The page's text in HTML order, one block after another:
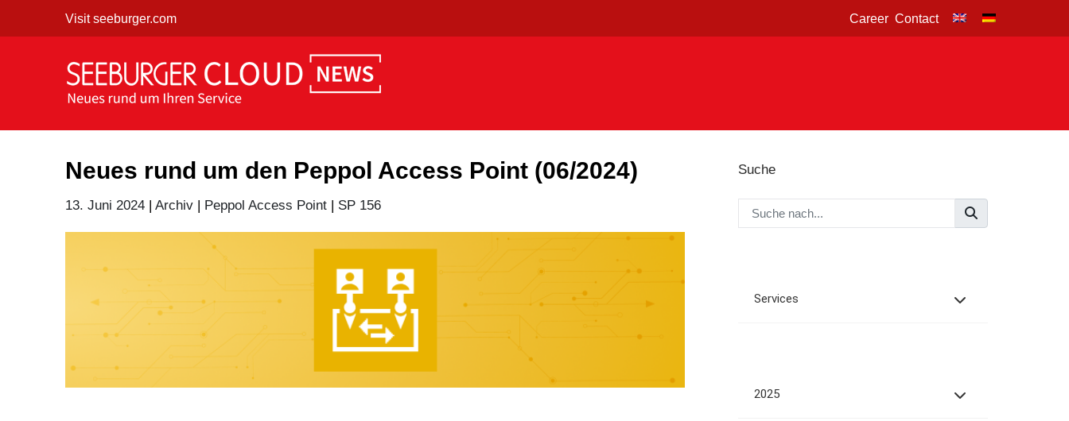
Visit seeburger.com Career Contact
Neues rund um den Peppol Access Point (06/2024)
13. Juni 2024 | Archiv | Peppol Access Point | SP 156
Suche
Services
2025